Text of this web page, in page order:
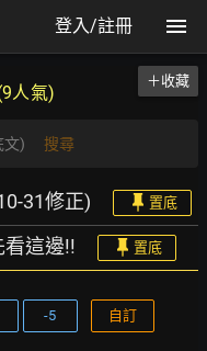
登入/註冊
人氣)
＋收藏
文) 搜尋
31修正) 置底
這邊!! 置底
-5 自訂